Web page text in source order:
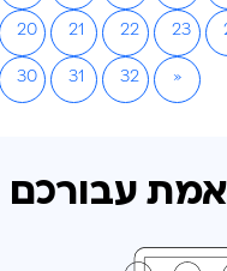
20 21 22 23
30 31 32 »
עבורכם